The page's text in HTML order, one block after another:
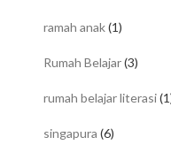
ramah anak(1)
Rumah Belajar(3)
rumah belajar literasi
singapura (6)